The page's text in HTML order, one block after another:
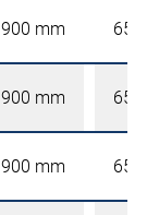
900 mm
900 mm
900 mm